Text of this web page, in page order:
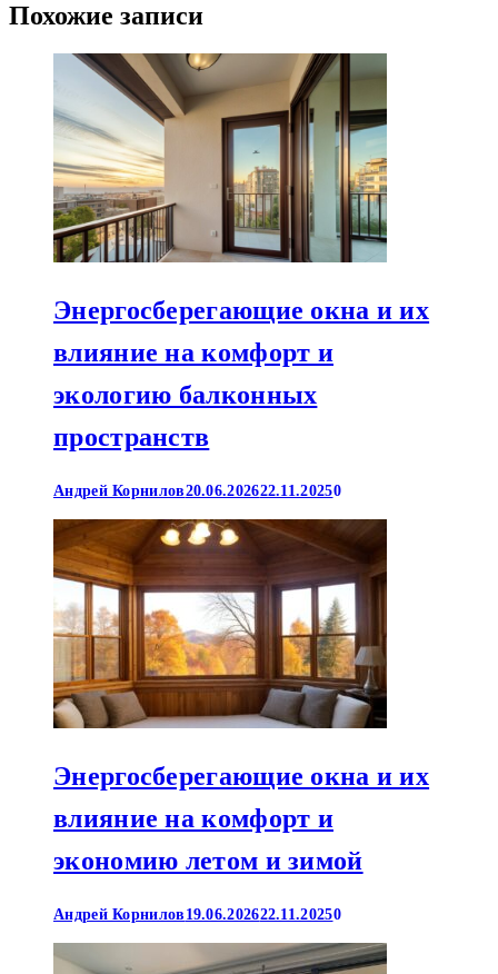
Похожие записи
Энергосберегающие окна и их
влияние на комфорт и
экологию балконных
пространств
Андрей Корнилов20.06.202622.11.20250
Энергосберегающие окна и их
влияние на комфорт и
экономию летом и зимой
Андрей Корнилов 19.06.202622.11.20250